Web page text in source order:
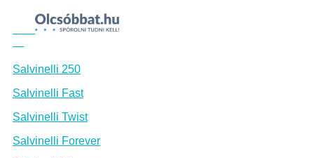
Salvinelli 250
Salvinelli Fast
Salvinelli Twist
Salvinelli Forever